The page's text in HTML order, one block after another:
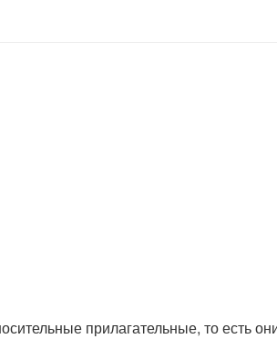
прилагательные, то есть